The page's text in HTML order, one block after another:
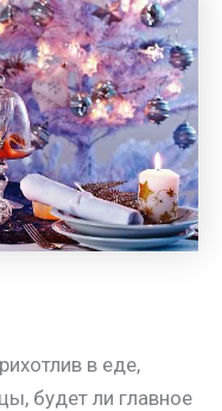
в еде,
будет ли главное